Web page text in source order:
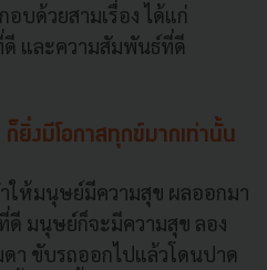
บด้วยสามเรื่อง ได้แก่
และความสัมพันธ์ที่ดี
ยิ่งมีโอกาสทุกข์มากเท่านั้น
ให้มนุษย์มีความสุข ผลออกมา
มนุษย์ก็จะมีความสุข ลอง
ดา ขับรถออกไปแล้วโดนปาด